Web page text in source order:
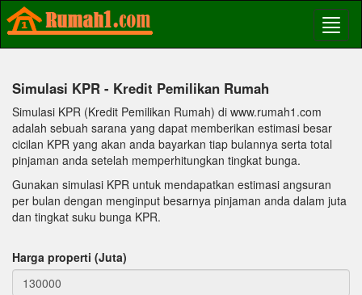
Simulasi KPR - Kredit Pemilikan Rumah
Simulasi KPR (Kredit Pemilikan Rumah) di www.rumah1.com
adalah sebuah sarana yang dapat memberikan estimasi besar
cicilan KPR yang akan anda bayarkan tiap bulannya serta total
pinjaman anda setelah memperhitungkan tingkat bunga.
Gunakan simulasi KPR untuk mendapatkan estimasi angsuran
per bulan dengan menginput besarnya pinjaman anda dalam juta
dan tingkat suku bunga KPR.
Harga properti (Juta)